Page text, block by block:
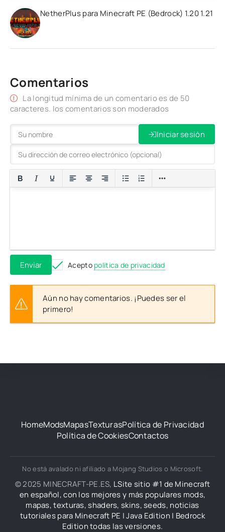
NetherPlus para Minecraft PE (Bedrock) 1.20 1.21
Comentarios
La longitud mínima de un comentario es de 50
caracteres. los comentarios son moderados
Iniciar sesión
Enviar Acepto política de privacidad
Aún no hay comentarios. ¡Puedes ser el
primero!
HomeModsMapasTexturasPolítica de Privacidad
Política de CookiesContactos
No está avalado ni afiliado a Mojang Studios o Microsoft.
© 2025 MINECRAFT-PE.ES, LSite sitio #1 de Minecraft
en español, con los mejores y más populares mods,
mapas, texturas, shaders, skins, seeds, noticias
tutoriales para Minecraft PE | Java Edition | Bedrock
Edition todas las versiones.